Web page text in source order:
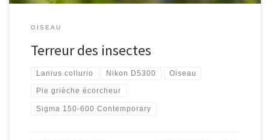
OISEAU
Terreur des insectes
Lanius collurio Nikon D5300 Oiseau
Pie grièche écorcheur
Sigma 150-600 Contemporary